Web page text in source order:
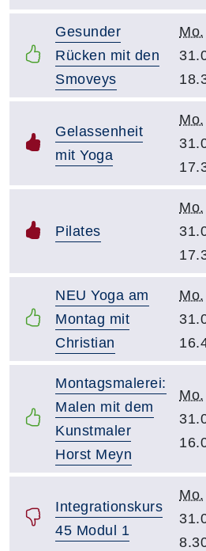
Gesunder
Rücken mit den
Smoveys
Mo.
Gelassenheit
mit Yoga
Mo.
Pilates
Mo.
NEU Yoga am
Montag mit
Christian
Mo.
Montagsmalerei:
Malen mit dem
Kunstmaler
Horst Meyn
Mo.
Integrationskurs
45 Modul 1
Mo.